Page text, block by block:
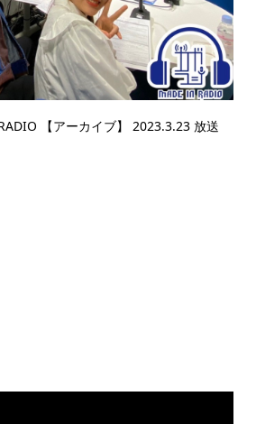
【アーカイブ】 2023.3.23 放送